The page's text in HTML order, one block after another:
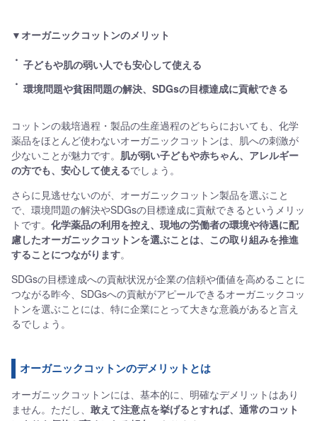
▼オーガニックコットンのメリット
子どもや肌の弱い人でも安心して使える
環境問題や貧困問題の解決、SDGsの目標達成に貢献できる
コットンの栽培過程・製品の生産過程のどちらにおいても、化学
薬品をほとんど使わないオーガニックコットンは、肌への刺激が
少ないことが魅力です。 肌が弱い子どもや赤ちゃん、アレルギー
の方でも、安心して使えるでしょう。
さらに見逃せないのが、オーガニックコットン製品を選ぶこと
で、環境問題の解決やSDGsの目標達成に貢献できるというメリッ
トです。 化学薬品の利用を控え、現地の労働者の環境や待遇に配
慮したオーガニックコットンを選ぶことは、この取り組みを推進
することにつながります。
SDGsの目標達成への貢献状況が企業の信頼や価値を高めることに
つながる昨今、SDGsへの貢献がアピールできるオーガニックコッ
トンを選ぶことには、特に企業にとって大きな意義があると言え
るでしょう。
オーガニックコットンのデメリットとは
オーガニックコットンには、基本的に、明確なデメリットはあり
ません。ただし、 敢えて注意点を挙げるとすれば、通常のコット